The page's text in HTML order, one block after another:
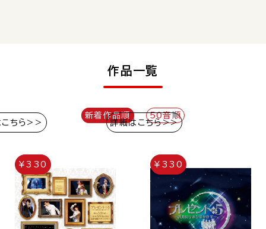
作品一覧
新着作品順 50音順
¥330
こちら>>
¥330
詳細はこちら>>